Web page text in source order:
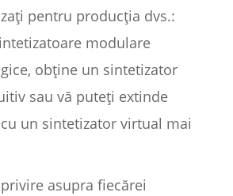
pentru producția dvs.:
modulare
obține un sintetizator
sau vă puteți extinde
un sintetizator virtual mai
asupra fiecărei